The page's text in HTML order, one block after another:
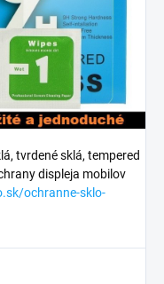
tvrdené sklá, tempered
displeja mobilov
ochranne-sklo-